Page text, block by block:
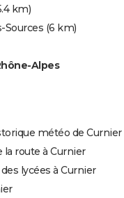
km)
Sources (6 km)
Alpes
météo de Curnier
la route à Curnier
lycées à Curnier